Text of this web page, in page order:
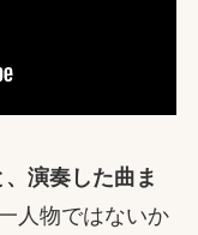
演奏した曲ま
人物ではないか